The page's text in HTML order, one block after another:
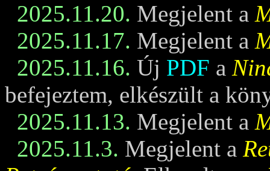
2025.11.20. Megjelent a
2025.11.17. Megjelent a
2025.11.16. Új PDF a
befejeztem, elkészült a
2025.11.13. Megjelent a
2025.11.3. Megjelent a